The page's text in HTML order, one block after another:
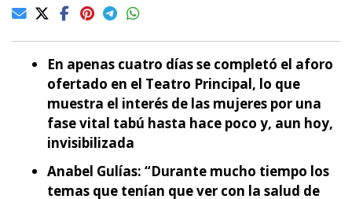
En apenas cuatro días se completó el aforo
ofertado en el Teatro Principal, lo que
muestra el interés de las mujeres por una
fase vital tabú hasta hace poco y, aun hoy,
invisibilizada
Anabel Gulías: “Durante mucho tiempo los
temas que tenían que ver con la salud de